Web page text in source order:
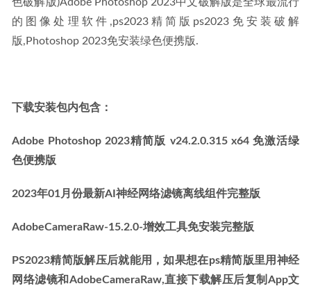
的图像处理软件,ps2023精简版ps2023免安装破解
版,Photoshop 2023免安装绿色便携版.
下载安装包内包含：
Adobe Photoshop 2023精简版 v24.2.0.315 x64 免激活绿
色便携版
2023年01月份最新AI神经网络滤镜离线组件完整版
AdobeCameraRaw-15.2.0-增效工具免安装完整版
PS2023精简版解压后就能用，如果想在ps精简版里用神经
网络滤镜和AdobeCameraRaw,直接下载解压后复制App文
浩辰CAD燕秀工具箱2026最新中文激活版+和谐补丁 2026-
06-04